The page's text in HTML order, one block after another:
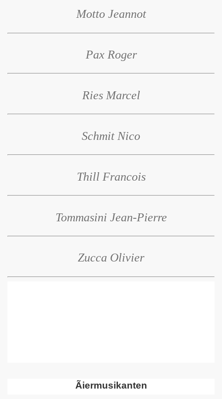
Motto Jeannot
Pax Roger
Ries Marcel
Schmit Nico
Thill Francois
Tommasini Jean-Pierre
Zucca Olivier
Ãiermusikanten